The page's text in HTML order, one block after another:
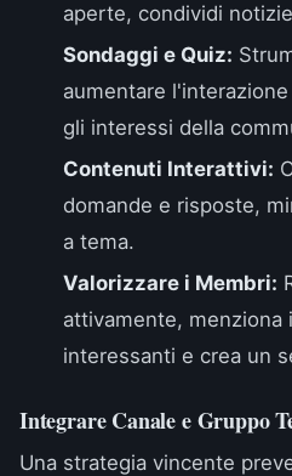
aperte, condividi
Sondaggi e Quiz:
aumentare
gli interessi della
Contenuti Interattivi:
domande e risposte,
a tema.
Valorizzare i Membri:
attivamente, menziona
interessanti e crea un
Integrare Canale e Gruppo
Una strategia vincente